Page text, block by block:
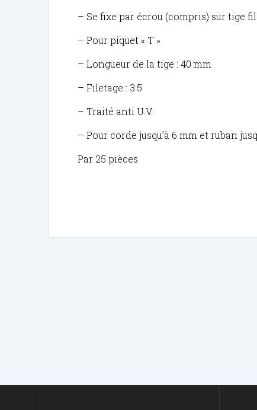
– Se fixe par écrou (compris) sur tige
– Pour piquet « T »
– Longueur de la tige : 40 mm
– Filetage : 3.5
– Traité anti U.V.
– Pour corde jusqu’à 6 mm et ruban
Par 25 pièces